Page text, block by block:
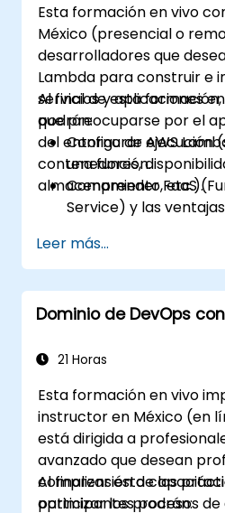
Esta formación en vivo
México (presencial o
desarrolladores que
Lambda para construir e
servicios y aplicaciones
que preocuparse por el
del entorno de ejecución
contenedores,
almacenamiento, etc.).
Al final de esta
podrán:
Configurar AWS
una función.
Comprender FaaS
Service) y las
Crear, cargar y
AWS Lambda.
Integrar funciones de
diferentes fuentes de
solucionar problemas
Leer más...
Dominio de DevOps
21 Horas
Esta formación en vivo
instructor en México (en
está dirigida a
avanzado que desean
comprensión de las
optimizar los procesos
Al finalizar esta
participantes podrán: